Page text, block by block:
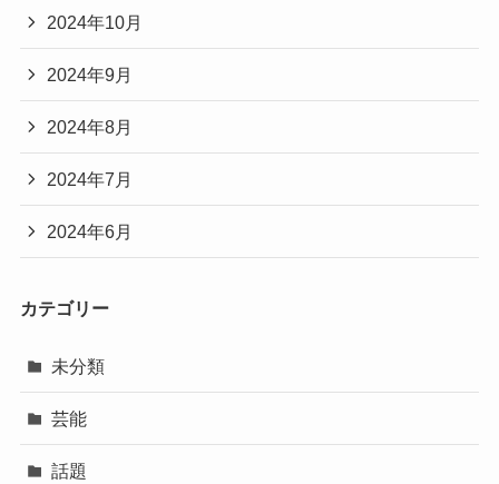
2024年10月
2024年9月
2024年8月
2024年7月
2024年6月
カテゴリー
未分類
芸能
話題